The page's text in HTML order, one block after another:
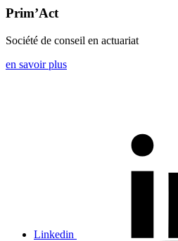
Prim’Act
Société de conseil en actuariat
en savoir plus
Linkedin